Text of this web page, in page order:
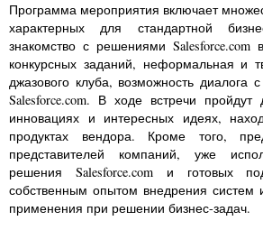
Программа мероприятия включает
характерных для стандартной
знакомство с решениями
конкурсных заданий, неформальная и
джазового клуба, возможность диалога
Salesforce.com. В ходе встречи пройдут
инновациях и интересных идеях,
продуктах вендора. Кроме того,
представителей компаний, уже
решения Salesforce.com и готовых
собственным опытом внедрения
применения при решении бизнес-задач.